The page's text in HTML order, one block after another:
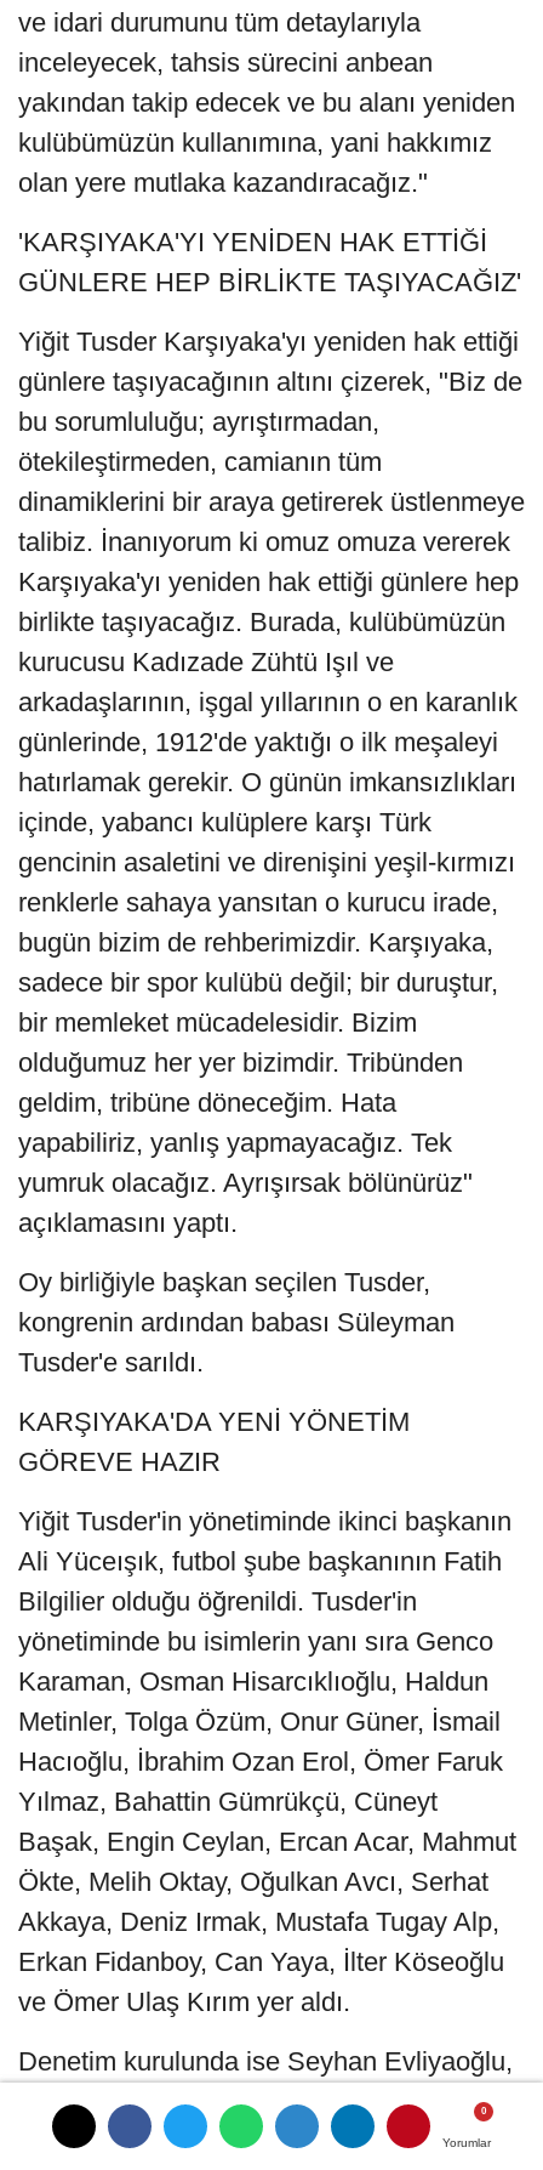
Yorumlar
Yorumlar
ve idari durumunu tüm detaylarıyla
inceleyecek, tahsis sürecini anbean
yakından takip edecek ve bu alanı yeniden
kulübümüzün kullanımına, yani hakkımız
olan yere mutlaka kazandıracağız."
'KARŞIYAKA'YI YENİDEN HAK ETTİĞİ
GÜNLERE HEP BİRLİKTE TAŞIYACAĞIZ'
Yiğit Tusder Karşıyaka'yı yeniden hak ettiği
günlere taşıyacağının altını çizerek, "Biz de
bu sorumluluğu; ayrıştırmadan,
ötekileştirmeden, camianın tüm
dinamiklerini bir araya getirerek üstlenmeye
talibiz. İnanıyorum ki omuz omuza vererek
Karşıyaka'yı yeniden hak ettiği günlere hep
birlikte taşıyacağız. Burada, kulübümüzün
kurucusu Kadızade Zühtü Işıl ve
arkadaşlarının, işgal yıllarının o en karanlık
günlerinde, 1912'de yaktığı o ilk meşaleyi
hatırlamak gerekir. O günün imkansızlıkları
içinde, yabancı kulüplere karşı Türk
gencinin asaletini ve direnişini yeşil-kırmızı
renklerle sahaya yansıtan o kurucu irade,
bugün bizim de rehberimizdir. Karşıyaka,
sadece bir spor kulübü değil; bir duruştur,
bir memleket mücadelesidir. Bizim
olduğumuz her yer bizimdir. Tribünden
geldim, tribüne döneceğim. Hata
yapabiliriz, yanlış yapmayacağız. Tek
yumruk olacağız. Ayrışırsak bölünürüz"
açıklamasını yaptı.
Oy birliğiyle başkan seçilen Tusder,
kongrenin ardından babası Süleyman
Tusder'e sarıldı.
KARŞIYAKA'DA YENİ YÖNETİM
GÖREVE HAZIR
Yiğit Tusder'in yönetiminde ikinci başkanın
Ali Yüceışık, futbol şube başkanının Fatih
Bilgilier olduğu öğrenildi. Tusder'in
yönetiminde bu isimlerin yanı sıra Genco
Karaman, Osman Hisarcıklıoğlu, Haldun
Metinler, Tolga Özüm, Onur Güner, İsmail
Hacıoğlu, İbrahim Ozan Erol, Ömer Faruk
Yılmaz, Bahattin Gümrükçü, Cüneyt
Başak, Engin Ceylan, Ercan Acar, Mahmut
Ökte, Melih Oktay, Oğulkan Avcı, Serhat
Akkaya, Deniz Irmak, Mustafa Tugay Alp,
Erkan Fidanboy, Can Yaya, İlter Köseoğlu
ve Ömer Ulaş Kırım yer aldı.
Denetim kurulunda ise Seyhan Evliyaoğlu,
Ahmet Kayalarlı, Nazım Erman Perk, Ali
Ayhan Başeğmez, Ali Yaramışlı ve Ertuğ